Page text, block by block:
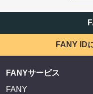
FANY ID
FANYサービス
FANY